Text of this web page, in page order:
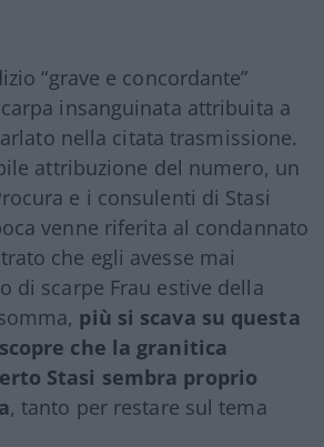
“grave e concordante”
insanguinata attribuita a
nella citata trasmissione.
attribuzione del numero, un
e i consulenti di Stasi
venne riferita al condannato
che egli avesse mai
di scarpe Frau estive della
più si scava su questa
che la granitica
Stasi sembra proprio
, tanto per restare sul tema